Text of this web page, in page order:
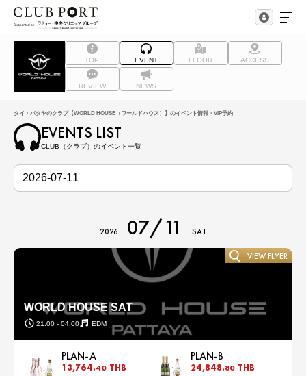
TOP EVENT FLOOR ACCESS
REVIEW NEWS
タイ・パタヤのクラブ【WORLD HOUSE（ワールドハウス）】のイベント情報・VIP予約
EVENTS LIST
CLUB（クラブ）のイベント一覧
2026 07/11 SAT
WORLD HOUSE SAT
21:00 - 04:00 EDM
VIEW FLYER
PLAN-A
13,764.40 THB
PLAN-B
24,848.80 THB